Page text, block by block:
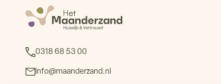
0318 68 53 00
info@maanderzand.nl